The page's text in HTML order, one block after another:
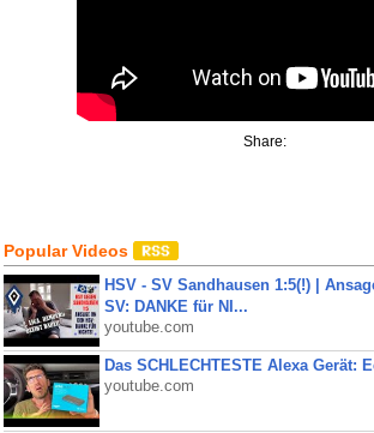
Share:
Popular Videos
HSV - SV Sandhausen 1:5(!) |
SV: DANKE für NI...
youtube.com
Das SCHLECHTESTE Alexa Gerät:
youtube.com